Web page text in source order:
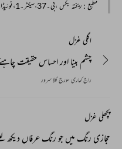
مطبع : ریختہ بکس ،بی۔37،سیکٹر۔1،نوئیڈا،اترپردیش۔201301 (2019)
اگلی غزل
چشم بینا اور احساس حقیقت
راج کماری سورج کلا سرور
پچھلی غزل
حجازی رنگ میں جو رنگ عرفاں دیکھ